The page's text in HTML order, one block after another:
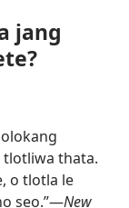
jang
tlotliwa thata.
o tlotla le
seo.”—New